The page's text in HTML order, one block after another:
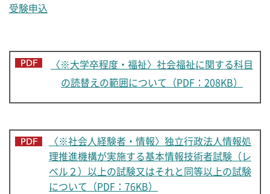
受験申込
〈※大学卒程度・福祉〉社会福祉に関する科目
の読替えの範囲について（PDF：208KB）
〈※社会人経験者・情報〉独立行政法人情報処
理推進機構が実施する基本情報技術者試験（レ
ベル２）以上の試験又はそれと同等以上の試験
について（PDF：76KB）